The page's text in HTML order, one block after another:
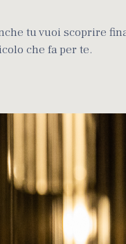
tu vuoi scoprire
che fa per te.